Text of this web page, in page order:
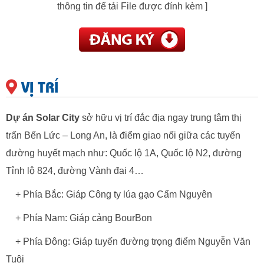
thông tin để tải File được đính kèm ]
VỊ TRÍ
Dự án Solar City sở hữu vị trí đắc địa ngay trung tâm thị
trấn Bến Lức – Long An, là điểm giao nối giữa các tuyến
đường huyết mạch như: Quốc lộ 1A, Quốc lộ N2, đường
Tỉnh lộ 824, đường Vành đai 4…
+ Phía Bắc: Giáp Công ty lúa gạo Cẩm Nguyên
+ Phía Nam: Giáp cảng BourBon
+ Phía Đông: Giáp tuyến đường trọng điểm Nguyễn Văn
Tuôi